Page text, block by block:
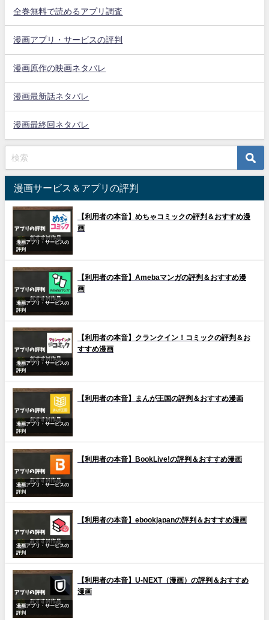
全巻無料で読めるアプリ調査
漫画アプリ・サービスの評判
漫画原作の映画ネタバレ
漫画最新話ネタバレ
漫画最終回ネタバレ
漫画サービス＆アプリの評判
漫画アプリ・サービスの
評判
【利用者の本音】めちゃコミックの評判＆おすすめ漫
画
漫画アプリ・サービスの
評判
【利用者の本音】Amebaマンガの評判＆おすすめ漫
画
漫画アプリ・サービスの
評判
【利用者の本音】クランクイン！コミックの評判＆お
すすめ漫画
漫画アプリ・サービスの
評判
【利用者の本音】まんが王国の評判＆おすすめ漫画
漫画アプリ・サービスの
評判
【利用者の本音】BookLive!の評判＆おすすめ漫画
漫画アプリ・サービスの
評判
【利用者の本音】ebookjapanの評判＆おすすめ漫画
漫画アプリ・サービスの
評判
【利用者の本音】U-NEXT（漫画）の評判＆おすすめ
漫画